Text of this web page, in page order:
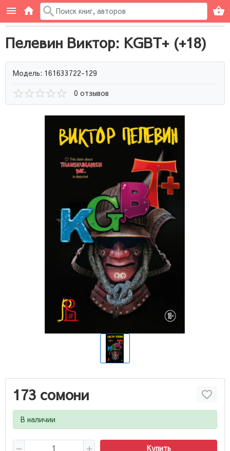
Пелевин Виктор: KGBT+ (+18)
Модель: 161633722-129
0 отзывов
173 сомони
В наличии
Купить